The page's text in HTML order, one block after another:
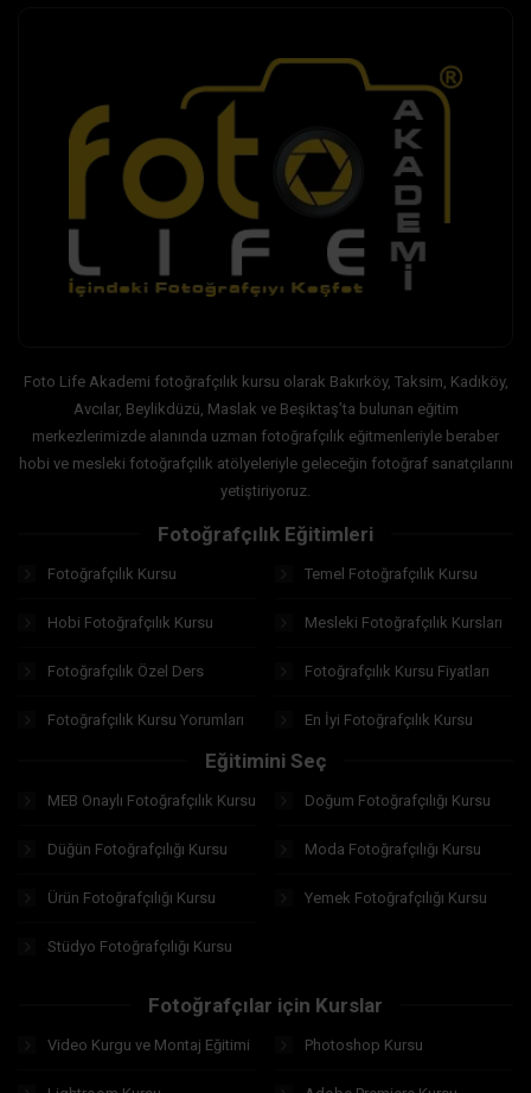
Foto Life Akademi fotoğrafçılık kursu olarak Bakırköy, Taksim, Kadıköy,
Avcılar, Beylikdüzü, Maslak ve Beşiktaş’ta bulunan eğitim
merkezlerimizde alanında uzman fotoğrafçılık eğitmenleriyle beraber
hobi ve mesleki fotoğrafçılık atölyeleriyle geleceğin fotoğraf sanatçılarını
yetiştiriyoruz.
Fotoğrafçılık Eğitimleri
Fotoğrafçılık Kursu Temel Fotoğrafçılık Kursu
Hobi Fotoğrafçılık Kursu Mesleki Fotoğrafçılık Kursları
Fotoğrafçılık Özel Ders Fotoğrafçılık Kursu Fiyatları
Fotoğrafçılık Kursu Yorumları En İyi Fotoğrafçılık Kursu
Eğitimini Seç
MEB Onaylı Fotoğrafçılık Kursu Doğum Fotoğrafçılığı Kursu
Düğün Fotoğrafçılığı Kursu Moda Fotoğrafçılığı Kursu
Ürün Fotoğrafçılığı Kursu Yemek Fotoğrafçılığı Kursu
Stüdyo Fotoğrafçılığı Kursu
Fotoğrafçılar için Kurslar
Video Kurgu ve Montaj Eğitimi Photoshop Kursu